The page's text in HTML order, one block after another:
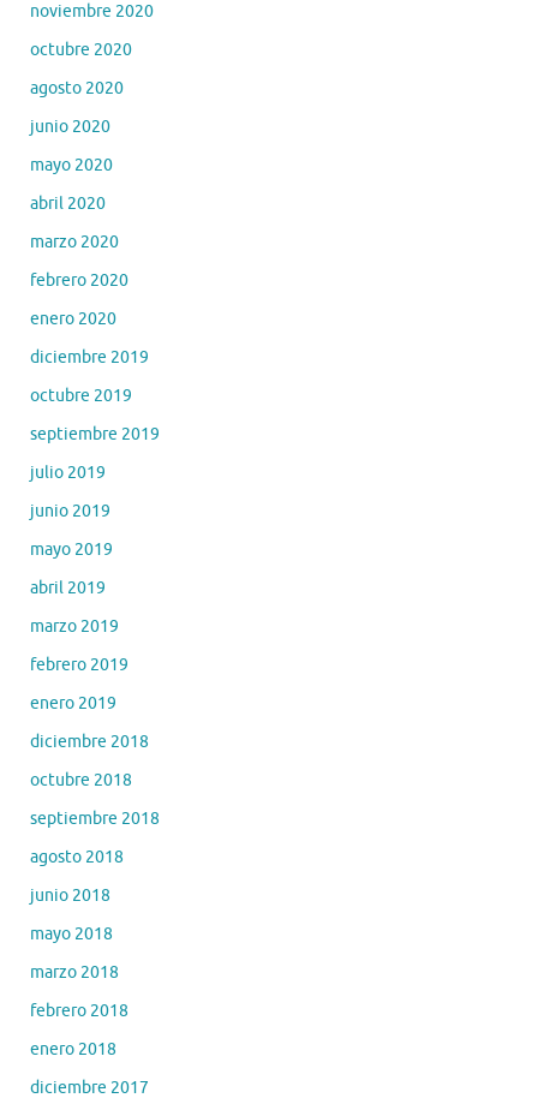
noviembre 2020
octubre 2020
agosto 2020
junio 2020
mayo 2020
abril 2020
marzo 2020
febrero 2020
enero 2020
diciembre 2019
octubre 2019
septiembre 2019
julio 2019
junio 2019
mayo 2019
abril 2019
marzo 2019
febrero 2019
enero 2019
diciembre 2018
octubre 2018
septiembre 2018
agosto 2018
junio 2018
mayo 2018
marzo 2018
febrero 2018
enero 2018
diciembre 2017